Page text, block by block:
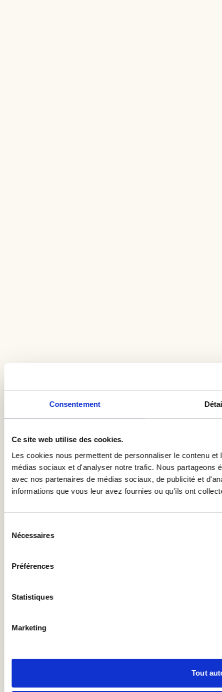
Consentement
Ce site web utilise des cookies.
Les cookies nous permettent de personnaliser le contenu
médias sociaux et d'analyser notre trafic. Nous partageons
avec nos partenaires de médias sociaux, de publicité et
informations que vous leur avez fournies ou qu'ils ont
Nécessaires
Préférences
Statistiques
Marketing
Tout